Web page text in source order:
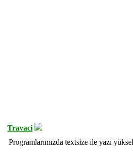
Travaci
Programlarımızda textsize ile yazı